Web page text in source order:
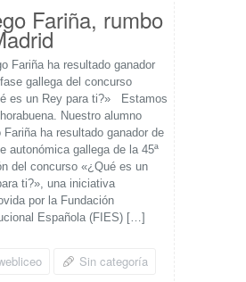
Fariña, rumbo
Fariña ha resultado ganador
gallega del concurso
es un Rey para ti?» Estamos
Nuestro alumno
Fariña ha resultado ganador de
autonómica gallega de la 45ª
del concurso «¿Qué es un
ti?», una iniciativa
por la Fundación
Española (FIES) […]
Sin categoría